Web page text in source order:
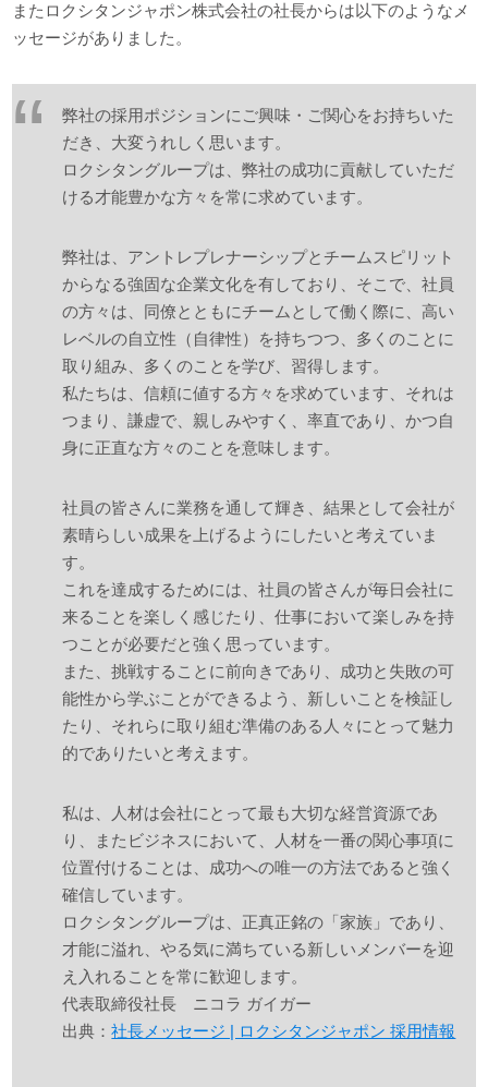
またロクシタンジャポン株式会社の社長からは以下のようなメ
ッセージがありました。
弊社の採用ポジションにご興味・ご関心をお持ちいた
だき、大変うれしく思います。
ロクシタングループは、弊社の成功に貢献していただ
ける才能豊かな方々を常に求めています。
弊社は、アントレプレナーシップとチームスピリット
からなる強固な企業文化を有しており、そこで、社員
の方々は、同僚とともにチームとして働く際に、高い
レベルの自立性（自律性）を持ちつつ、多くのことに
取り組み、多くのことを学び、習得します。
私たちは、信頼に値する方々を求めています、それは
つまり、謙虚で、親しみやすく、率直であり、かつ自
身に正直な方々のことを意味します。
社員の皆さんに業務を通して輝き、結果として会社が
素晴らしい成果を上げるようにしたいと考えていま
す。
これを達成するためには、社員の皆さんが毎日会社に
来ることを楽しく感じたり、仕事において楽しみを持
つことが必要だと強く思っています。
また、挑戦することに前向きであり、成功と失敗の可
能性から学ぶことができるよう、新しいことを検証し
たり、それらに取り組む準備のある人々にとって魅力
的でありたいと考えます。
私は、人材は会社にとって最も大切な経営資源であ
り、またビジネスにおいて、人材を一番の関心事項に
位置付けることは、成功への唯一の方法であると強く
確信しています。
ロクシタングループは、正真正銘の「家族」であり、
才能に溢れ、やる気に満ちている新しいメンバーを迎
え入れることを常に歓迎します。
代表取締役社長 ニコラ ガイガー
出典：社長メッセージ | ロクシタンジャポン 採用情報